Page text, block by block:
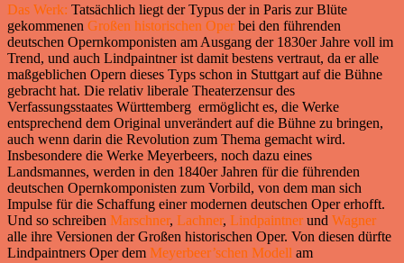
Das Werk: Tatsächlich liegt der Typus der in Paris zur Blüte
gekommenen Großen historischen Oper bei den führenden
deutschen Opernkomponisten am Ausgang der 1830er Jahre voll im
Trend, und auch Lindpaintner ist damit bestens vertraut, da er alle
maßgeblichen Opern dieses Typs schon in Stuttgart auf die Bühne
gebracht hat. Die relativ liberale Theaterzensur des
Verfassungsstaates Württemberg ermöglicht es, die Werke
entsprechend dem Original unverändert auf die Bühne zu bringen,
auch wenn darin die Revolution zum Thema gemacht wird.
Insbesondere die Werke Meyerbeers, noch dazu eines
Landsmannes, werden in den 1840er Jahren für die führenden
deutschen Opernkomponisten zum Vorbild, von dem man sich
Impulse für die Schaffung einer modernen deutschen Oper erhofft.
Und so schreiben Marschner, Lachner, Lindpaintner und Wagner
alle ihre Versionen der Großen historischen Oper. Von diesen dürfte
Lindpaintners Oper dem Meyerbeer’schen Modell am